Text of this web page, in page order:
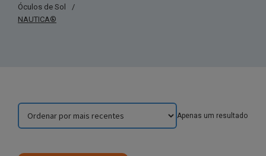
Óculos de Sol
/
NAUTICA®
Apenas um resultado